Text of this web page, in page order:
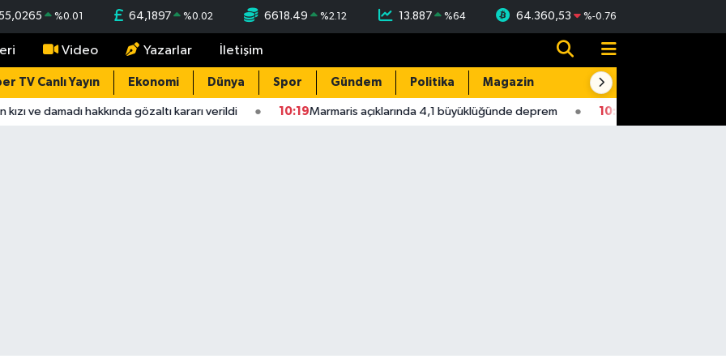
%0.01 64,1897 %0.02 6618.49 %2.12 13.887 %64 64.360,53 %-0.76
Video Yazarlar İletişim
TV Canlı Yayın Ekonomi Dünya Spor Gündem Politika Magazin Resmi İlanlar
ve damadı hakkında gözaltı kararı verildi 10:19Marmaris açıklarında 4,1 büyüklüğünde deprem 10:56